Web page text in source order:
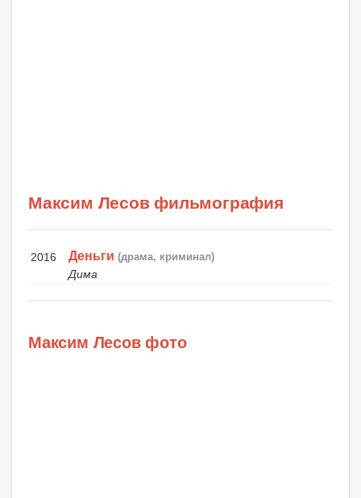
Максим Лесов фильмография
2016 Деньги (драма, криминал)
Дима
Максим Лесов фото